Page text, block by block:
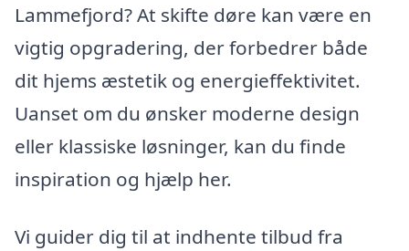
Lammefjord? At skifte døre kan være en
vigtig opgradering, der forbedrer både
dit hjems æstetik og energieffektivitet.
Uanset om du ønsker moderne design
eller klassiske løsninger, kan du finde
inspiration og hjælp her.
Vi guider dig til at indhente tilbud fra